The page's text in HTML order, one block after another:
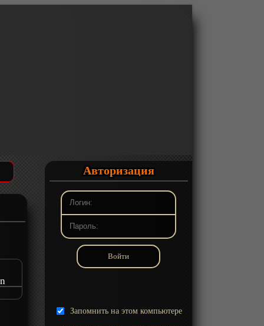
Авторизация
Запомнить на этом компьютере